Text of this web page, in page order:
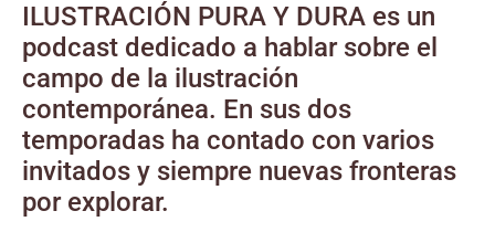
ILUSTRACIÓN PURA Y DURA es un
podcast dedicado a hablar sobre el
campo de la ilustración
contemporánea. En sus dos
temporadas ha contado con varios
invitados y siempre nuevas fronteras
por explorar.